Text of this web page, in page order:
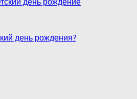
день рождения?